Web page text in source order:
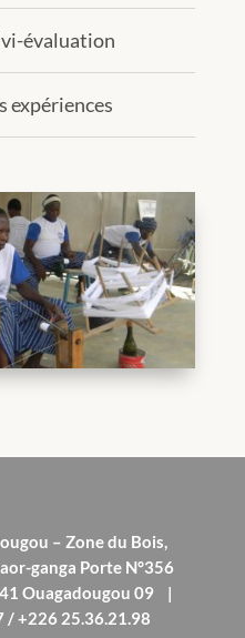
évaluation
expériences
– Zone du Bois,
ganga Porte N°356
Ouagadougou 09 |
/ +226 25.36.21.98